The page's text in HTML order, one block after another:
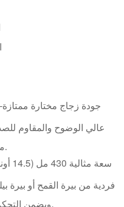
جودة زجاج مختارة ممتازة
عالي الوضوح والمقاوم
سعة مثالية 430 مل (14.5 أونصة)
فردية من بيرة القمح أو بيرة